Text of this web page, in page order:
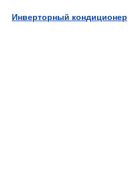
Инверторный кондиционер